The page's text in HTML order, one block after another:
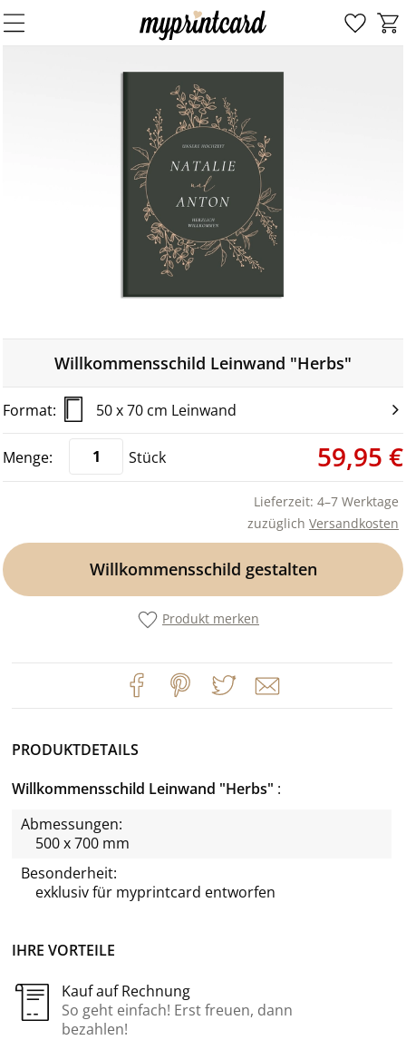
Willkommensschild Leinwand "Herbs"
50 x 70 cm Leinwand
Stück 59,95 €
Lieferzeit: 4–7 Werktage
zuzüglich Versandkosten
Willkommensschild gestalten
Produkt merken
IHRE VORTEILE
Kauf auf Rechnung
So geht einfach! Erst freuen, dann
bezahlen!
PRODUKTDETAILS
Willkommensschild Leinwand "Herbs"
Abmessungen:
500 x 700 mm
Besonderheit:
exklusiv für myprintcard entworfen